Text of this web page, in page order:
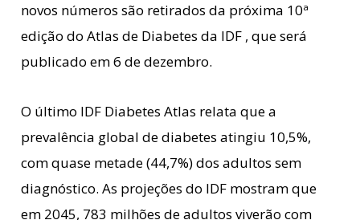
novos números são retirados da próxima 10ª
edição do Atlas de Diabetes da IDF , que será
publicado em 6 de dezembro.
O último IDF Diabetes Atlas relata que a
prevalência global de diabetes atingiu 10,5%,
com quase metade (44,7%) dos adultos sem
diagnóstico. As projeções do IDF mostram que
em 2045, 783 milhões de adultos viverão com